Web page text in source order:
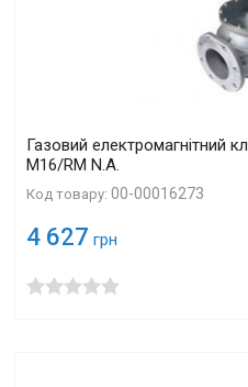
Газовий електромагнітний
M16/RM N.A.
Код товару:00-00016273
4 627 грн